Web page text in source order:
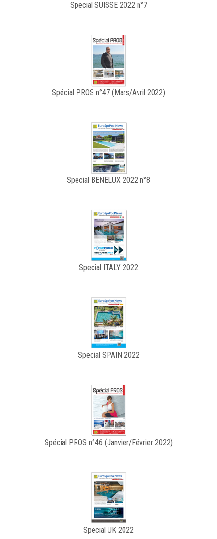
Special SUISSE 2022 n°7
Spécial PROS n°47 (Mars/Avril 2022)
Special BENELUX 2022 n°8
Special ITALY 2022
Special SPAIN 2022
Spécial PROS n°46 (Janvier/Février 2022)
Special UK 2022